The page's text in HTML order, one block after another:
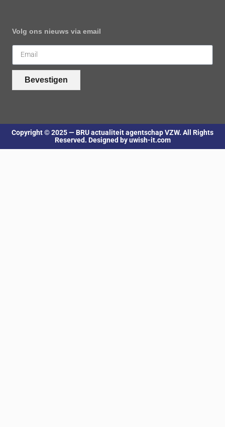
Volg ons nieuws via email
Bevestigen
Copyright © 2025 — BRU actualiteit agentschap VZW. All Rights
Reserved. Designed by uwish-it.com